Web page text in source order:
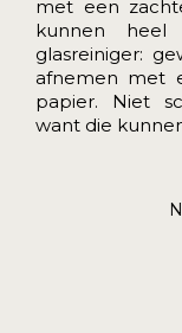
met een
kunnen
glasreiniger:
afnemen met
papier. Niet
want die